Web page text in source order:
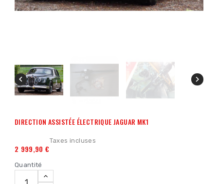
 
DIRECTION ASSISTÉE ÉLECTRIQUE JAGUAR MK1
2 999,90 €
Taxes incluses
Quantité